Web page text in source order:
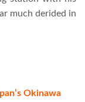
much derided in
Okinawa